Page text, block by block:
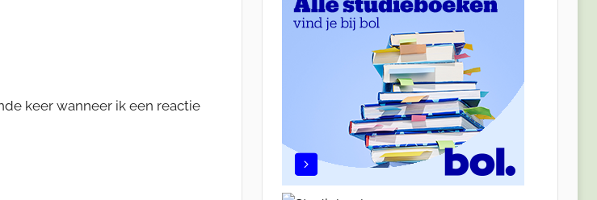
keer wanneer ik een reactie